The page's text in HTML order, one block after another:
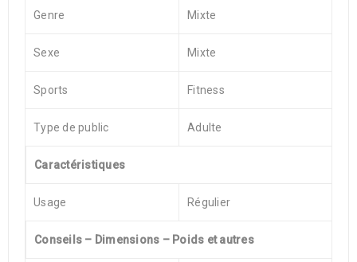
Genre Mixte
Sexe Mixte
Sports Fitness
Type de public Adulte
Caractéristiques
Usage Régulier
Conseils – Dimensions – Poids et autres